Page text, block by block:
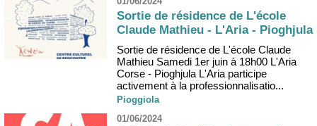
Sortie de résidence de L'école
Claude Mathieu - L'Aria - Pioghjula
Sortie de résidence de L'école Claude
Mathieu Samedi 1er juin à 18h00 L'Aria
Corse - Pioghjula L'Aria participe
activement à la professionnalisatio...
Pioggiola
01/06/2024